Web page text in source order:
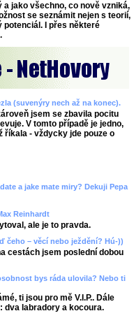
jako všechno, co nově vzniká,
se seznámit nejen s teorií,
potenciál. I přes některé
(suvenýry nech až na konec).
jsem se zbavila pocitu
V tomto případě je jedno,
říkala - vždycky jde pouze o
a jake mate miry? Dekuji Pepa
Reinhardt
ale je to pravda.
čeho – věcí nebo ježdění? Hú-))
cestách jsem poslední dobou
bys ráda ulovila? Nebo ti
ti jsou pro mě V.I.P.. Dále
dva labradory a kocoura.